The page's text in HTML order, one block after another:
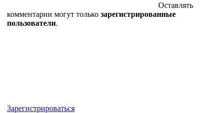
Оставлять
комментарии могут только зарегистрированные
пользователи.
Зарегистрироваться